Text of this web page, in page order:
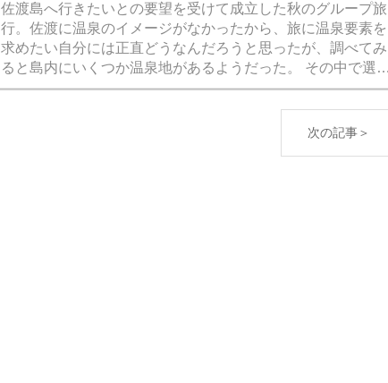
佐渡島へ行きたいとの要望を受けて成立した秋のグループ旅
行。佐渡に温泉のイメージがなかったから、旅に温泉要素を
求めたい自分には正直どうなんだろうと思ったが、調べてみ
ると島内にいくつか温泉地があるようだった。 その中で選ん
だ宿が椎崎温泉「ホテルニュー桂」。メンバーの意向によ
次の記事＞